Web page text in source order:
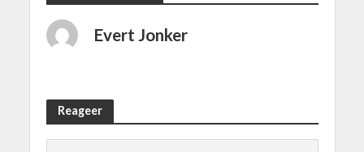
Evert Jonker
Reageer